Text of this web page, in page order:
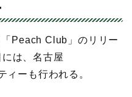
Peach Club」のリリー
は、名古屋
ーも行われる。